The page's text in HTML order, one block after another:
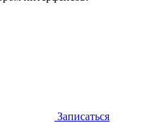
Записаться